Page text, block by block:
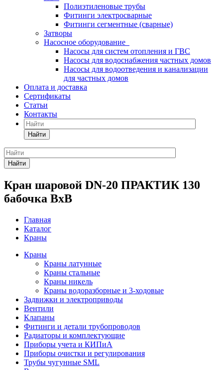
Полиэтиленовые трубы
Фитинги электросварные
Фитинги сегментные (сварные)
Затворы
Насосное оборудование
Насосы для систем отопления и ГВС
Насосы для водоснабжения частных домов
Насосы для водоотведения и канализации
для частных домов
Оплата и доставка
Сертификаты
Статьи
Контакты
Найти
Найти
Кран шаровой DN-20 ПРАКТИК 130
бабочка ВхВ
Главная
Каталог
Краны
Краны
Краны латунные
Краны стальные
Краны никель
Краны водоразборные и 3-ходовые
Задвижки и электроприводы
Вентили
Клапаны
Фитинги и детали трубопроводов
Радиаторы и комплектующие
Приборы учета и КИПиА
Приборы очистки и регулирования
Трубы чугунные SML